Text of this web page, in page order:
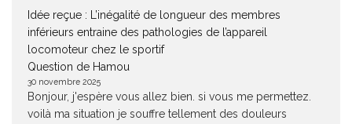
Idée reçue : L’inégalité de longueur des membres
inférieurs entraine des pathologies de l’appareil
locomoteur chez le sportif
Question de Hamou
30 novembre 2025
Bonjour, j'espère vous allez bien. si vous me permettez.
voilà ma situation je souffre tellement des douleurs